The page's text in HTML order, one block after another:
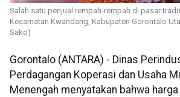
Salah satu penjual rempah-rempah di pasar
Kecamatan Kwandang, Kabupaten Gorontalo
Sako)
Gorontalo (ANTARA) - Dinas
Perdagangan Koperasi dan Usaha
Menengah menyatakan bahwa